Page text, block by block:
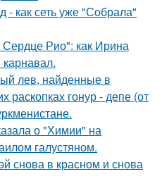
- как сеть уже "Собрала"
Рио": как Ирина
лев, найденные в
раскопках гонур - депе (от
о "Химии" на
галустяном.
снова в красном и снова